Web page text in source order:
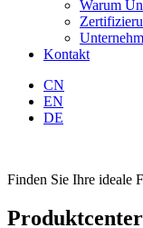
Warum
Kontakt
CN
EN
DE
Finden Sie Ihre ideale
Produktcenter